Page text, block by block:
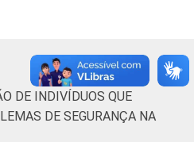
Superior 74
10 a 15
anos
66
DE INDIVÍDUOS QUE
DE SEGURANÇA NA